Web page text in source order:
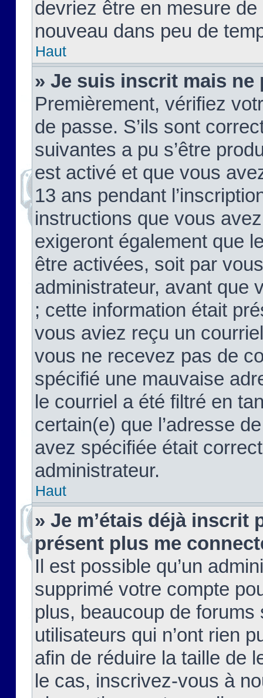
devriez être en mesure
nouveau dans peu de
Haut
» Je suis inscrit mais ne
Premièrement, vérifiez
de passe. S’ils sont
suivantes a pu s’être
est activé et que vous
13 ans pendant
instructions que vous
exigeront également que
être activées, soit par
administrateur, avant que
; cette information était
vous aviez reçu un
vous ne recevez pas de
spécifié une mauvaise
le courriel a été filtré en
certain(e) que l’adresse
avez spécifiée était
administrateur.
Haut
» Je m’étais déjà inscrit
présent plus me
Il est possible qu’un
supprimé votre compte
plus, beaucoup de
utilisateurs qui n’ont rien
afin de réduire la taille de
le cas, inscrivez-vous à